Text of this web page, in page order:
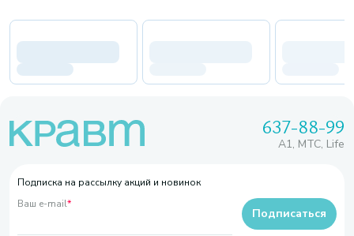
637-88-99
A1, МТС, Life
Подписка на рассылку акций и новинок
Ваш e-mail*
Подписаться